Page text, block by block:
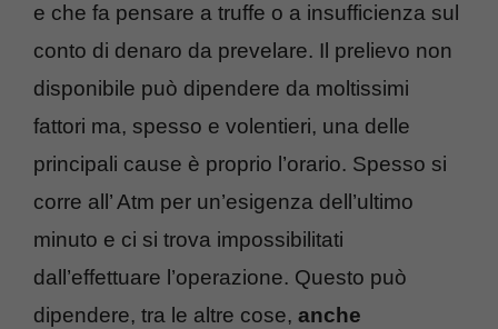
e che fa pensare a truffe o a insufficienza sul
conto di denaro da prevelare. Il prelievo non
disponibile può dipendere da moltissimi
fattori ma, spesso e volentieri, una delle
principali cause è proprio l’orario. Spesso si
corre all’ Atm per un’esigenza dell’ultimo
minuto e ci si trova impossibilitati
dall’effettuare l’operazione. Questo può
dipendere, tra le altre cose, anche